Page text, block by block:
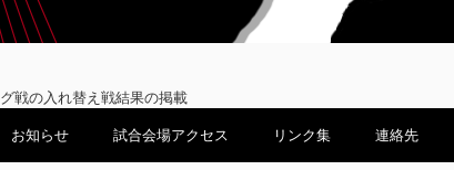
戦の入れ替え戦結果の掲載
お知らせ 試合会場アクセス リンク集 連絡先